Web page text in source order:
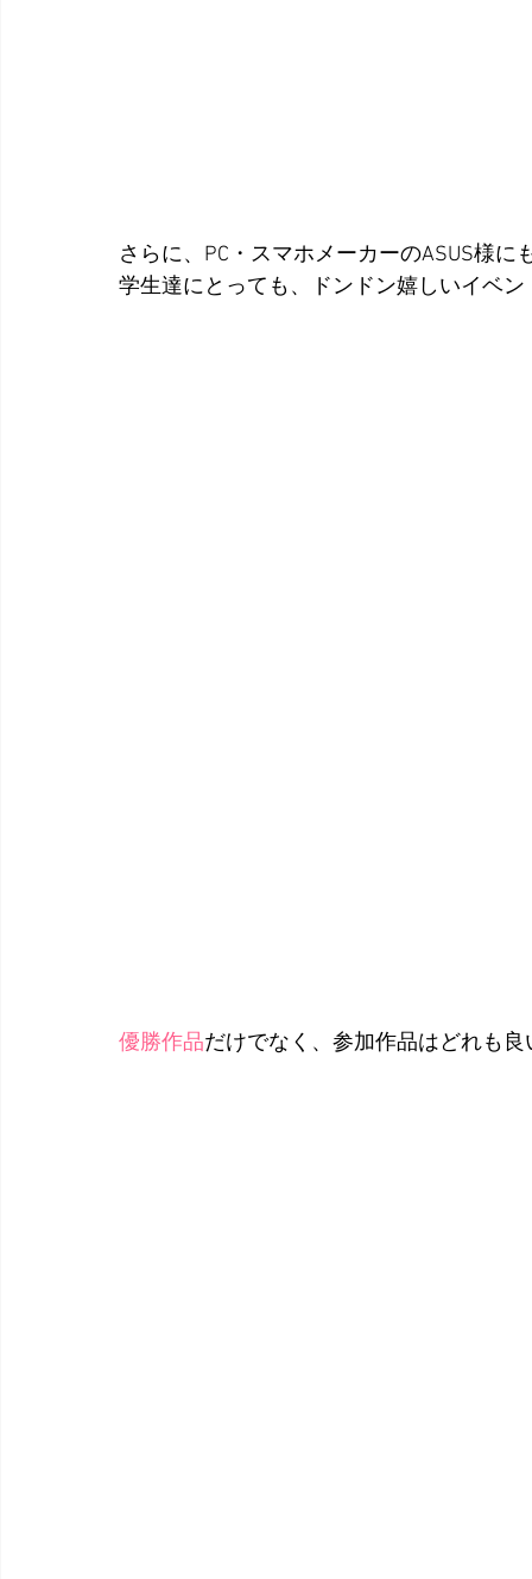
さらに、PC・スマホメーカーのASUS様
学生達にとっても、ドンドン嬉しいイベ
優勝作品だけでなく、参加作品はどれも